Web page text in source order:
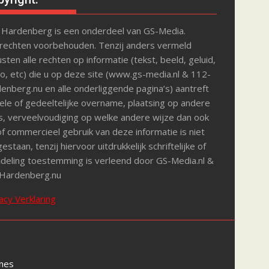
is een onderdeel van GS-Media.
voorbehouden. Tenzij anders vermeld
alle rechten op informatie (tekst, beeld, geluid,
etc) die u op deze site (www.gs-media.nl & 112-
en alle onderliggende pagina’s) aantreft
of gedeeltelijke overname, plaatsing op andere
verveelvoudiging op welke andere wijze dan ook
commercieel gebruik van deze informatie is niet
tenzij hiervoor uitdrukkelijk schriftelijke of
toestemming is verleend door GS-Media.nl &
Verklaring